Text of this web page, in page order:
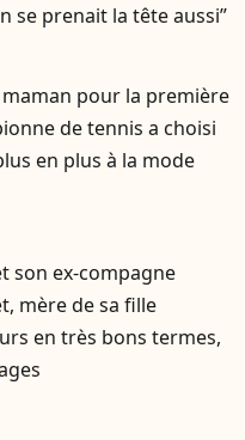
se prenait la tête aussi”
pour la première
de tennis a choisi
en plus à la mode
son ex-compagne
mère de sa fille
en très bons termes,